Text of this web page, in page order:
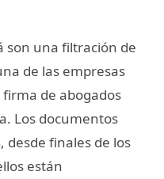
son una filtración de
de las empresas
de abogados
Los documentos
desde finales de los
están